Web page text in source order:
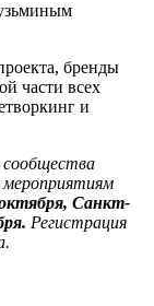
бренды
части всех
и
Санкт-
Регистрация
.